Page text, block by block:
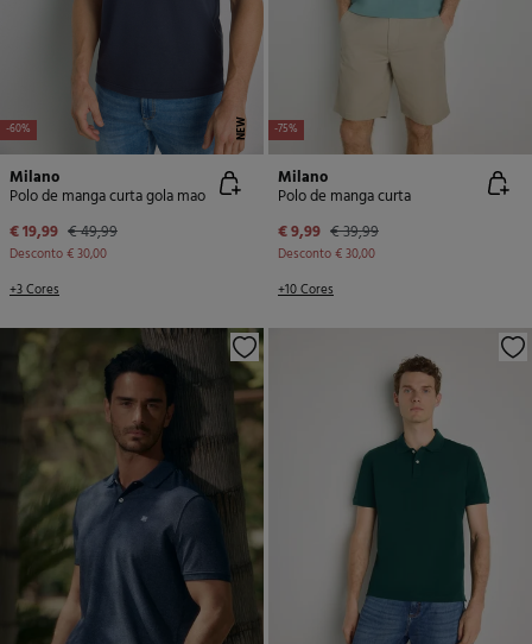
-60% NEW
Milano
Polo de manga curta gola mao
€ 19,99 € 49,99
Desconto€ 30,00
+3 Cores
-75%
Milano
Polo de manga curta
€ 9,99 € 39,99
Desconto€ 30,00
+10 Cores